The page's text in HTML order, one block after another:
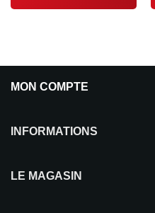
MON COMPTE
INFORMATIONS
LE MAGASIN